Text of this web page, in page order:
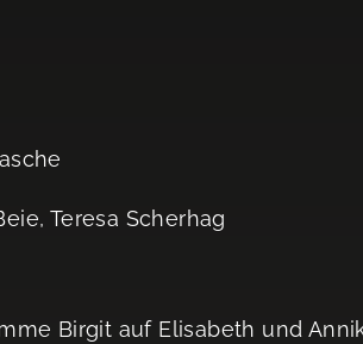
Teresa Scherhag
Birgit auf Elisabeth und